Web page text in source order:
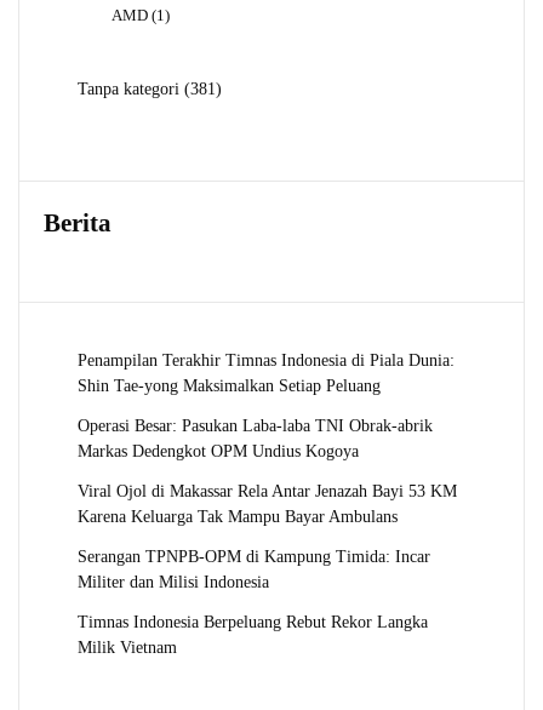
AMD 11
Tanpa kategori 381381
Berita
Penampilan Terakhir Timnas Indonesia di Piala Dunia:
Shin Tae-yong Maksimalkan Setiap Peluang
Operasi Besar: Pasukan Laba-laba TNI Obrak-abrik
Markas Dedengkot OPM Undius Kogoya
Viral Ojol di Makassar Rela Antar Jenazah Bayi 53 KM
Karena Keluarga Tak Mampu Bayar Ambulans
Serangan TPNPB-OPM di Kampung Timida: Incar
Militer dan Milisi Indonesia
Timnas Indonesia Berpeluang Rebut Rekor Langka
Milik Vietnam